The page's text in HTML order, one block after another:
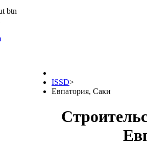
ISSD>
Евпатория, Саки